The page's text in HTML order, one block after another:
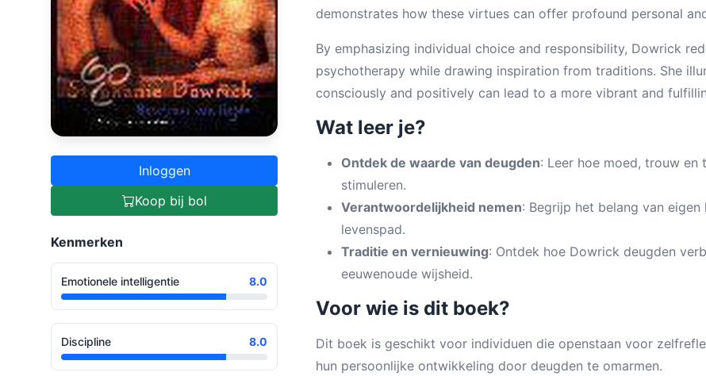
Inloggen
Koop bij bol
Kenmerken
Emotionele intelligentie 8.0
Discipline 8.0
demonstrates how these virtues can offer profound personal
By emphasizing individual choice and responsibility, Dowrick
psychotherapy while drawing inspiration from traditions. She
consciously and positively can lead to a more vibrant and
Wat leer je?
Ontdek de waarde van deugden: Leer hoe moed, trouw en
stimuleren.
Verantwoordelijkheid nemen: Begrijp het belang van
levenspad.
Traditie en vernieuwing: Ontdek hoe Dowrick deugden
eeuwenoude wijsheid.
Voor wie is dit boek?
Dit boek is geschikt voor individuen die openstaan voor
hun persoonlijke ontwikkeling door deugden te omarmen.